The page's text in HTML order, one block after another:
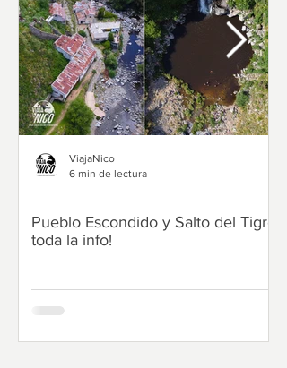
Pueblo Escondido y Salto del Tigre,
toda la info!
ViajaNico
6 min de lectura